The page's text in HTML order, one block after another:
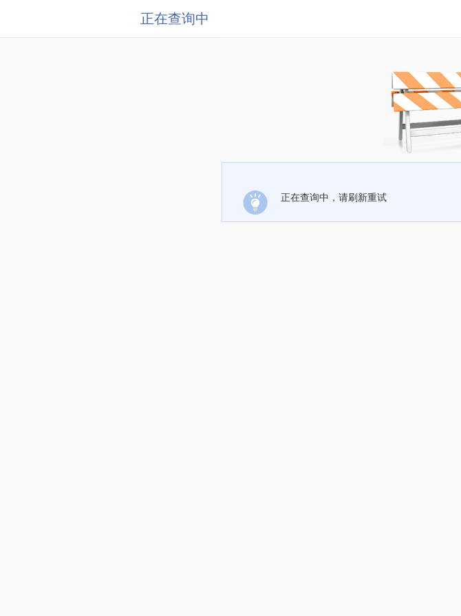
正在查询中
正在查询中，请刷新重试